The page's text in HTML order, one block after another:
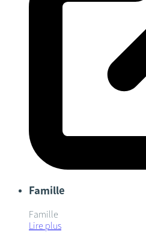
Famille
Famille
Lire plus